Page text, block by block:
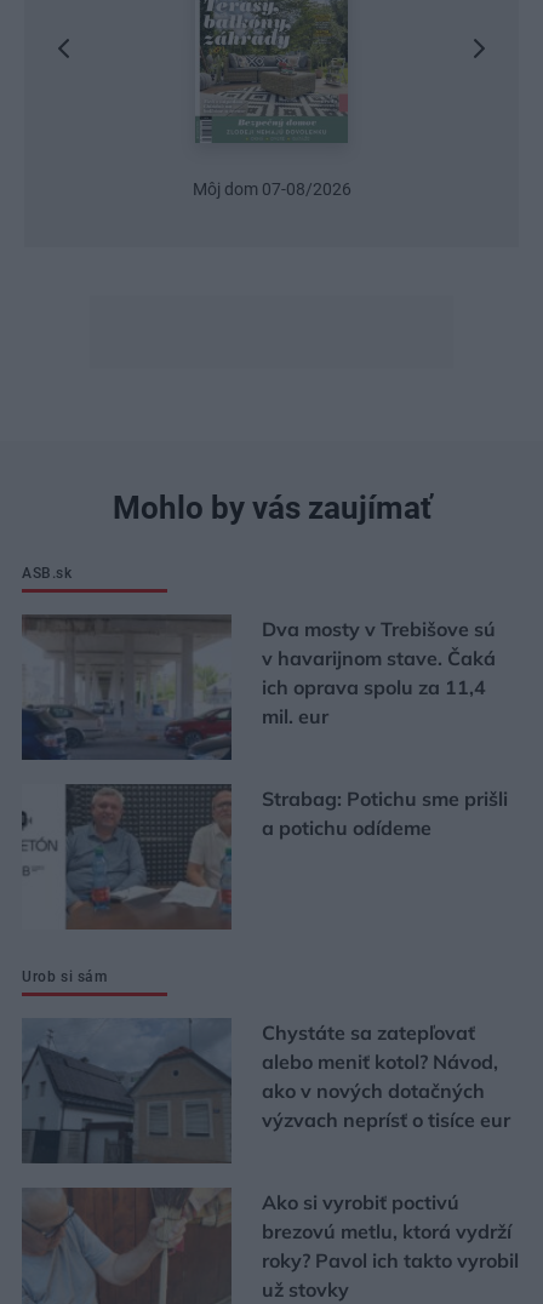
Môj dom 07-08/2026
Mohlo by vás zaujímať
ASB.sk
Dva mosty v Trebišove sú
v havarijnom stave. Čaká
ich oprava spolu za 11,4
mil. eur
Strabag: Potichu sme prišli
a potichu odídeme
Urob si sám
Chystáte sa zatepľovať
alebo meniť kotol? Návod,
ako v nových dotačných
výzvach neprísť o tisíce eur
Ako si vyrobiť poctivú
brezovú metlu, ktorá vydrží
roky? Pavol ich takto vyrobil
už stovky